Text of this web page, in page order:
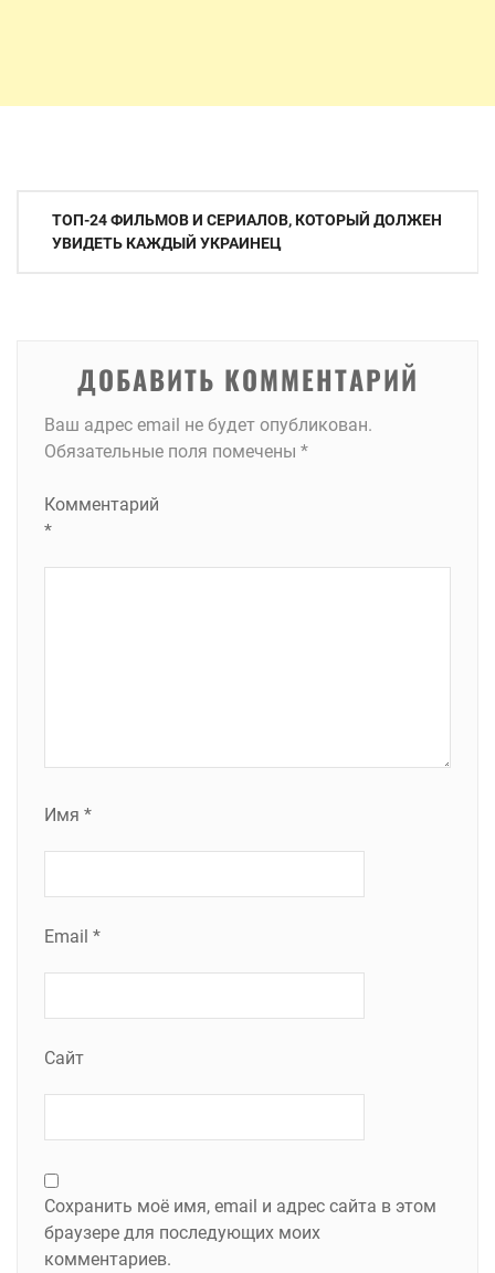
Навигация
ТОП-24 ФИЛЬМОВ И СЕРИАЛОВ, КОТОРЫЙ ДОЛЖЕН
УВИДЕТЬ КАЖДЫЙ УКРАИНЕЦ
ДОБАВИТЬ КОММЕНТАРИЙ
Ваш адрес email не будет опубликован.
Обязательные поля помечены *
Комментарий
*
Имя *
Email *
Сайт
Сохранить моё имя, email и адрес сайта в этом
браузере для последующих моих
комментариев.